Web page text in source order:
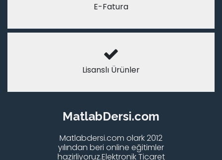
E-Fatura
Lisanslı Ürünler
MatlabDersi.com
Matlabdersi.com olark 2012
yılından beri online eğitimler
hazirliyoruz.Elektronik Ticaret